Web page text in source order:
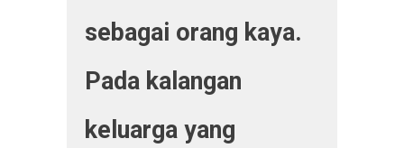
sebagai orang kaya.
Pada kalangan
keluarga yang